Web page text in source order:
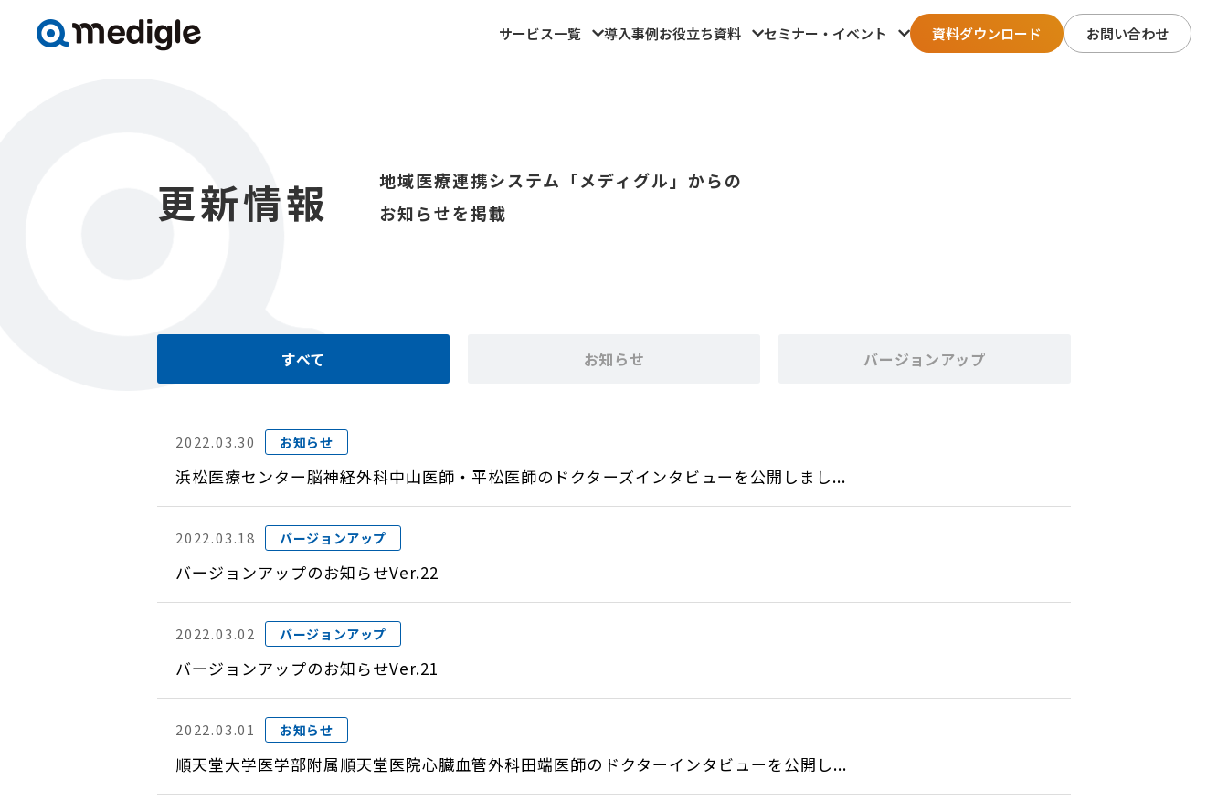
サービス一覧 導入事例お役立ち資料 セミナー・イベント 資料ダウンロード お問い合わせ
更新情報
地域医療連携システム「メディグル」からの
お知らせを掲載
すべて お知らせ バージョンアップ
2022.03.30 お知らせ
浜松医療センター脳神経外科中山医師・平松医師のドクターズインタビューを公開しまし...
2022.03.18 バージョンアップ
バージョンアップのお知らせVer.22
2022.03.02 バージョンアップ
バージョンアップのお知らせVer.21
2022.03.01 お知らせ
順天堂大学医学部附属順天堂医院心臓血管外科田端医師のドクターインタビューを公開し...